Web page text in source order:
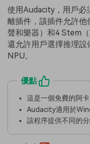
使用Audacity，用戶必
離插件，該插件允許
聲和樂器）和4 Stem
還允許用戶選擇推理設
NPU。
優點
這是一個免費的阿卡
Audacity適用於
該程序提供不同的